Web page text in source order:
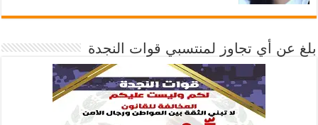
بلغ عن أي تجاوز لمنتسبي قوات النجدة